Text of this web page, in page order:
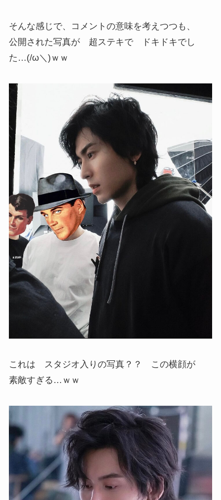
そんな感じで、コメントの意味を考えつつも、
公開された写真が 超ステキで ドキドキでし
た…(/ω＼)ｗｗ
これは スタジオ入りの写真？？ この横顔が
素敵すぎる…ｗｗ